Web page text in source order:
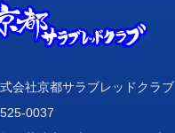
会社京都サラブレッドクラブ
0037